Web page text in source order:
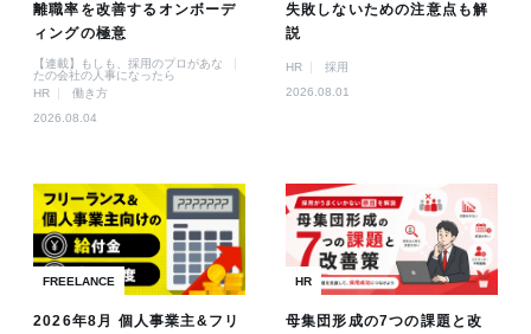
離職率を改善するオンボーデ
ィングの極意
【連載】もしも、採用のプロがあな
たの会社の人事になったら
HR
働き方
2026.08.04
失敗しないための注意点も解
説
HR
採用
2026.08.01
FREELANCE
2026年8月 個人事業主&フリ
HR
母集団形成の7つの課題と改